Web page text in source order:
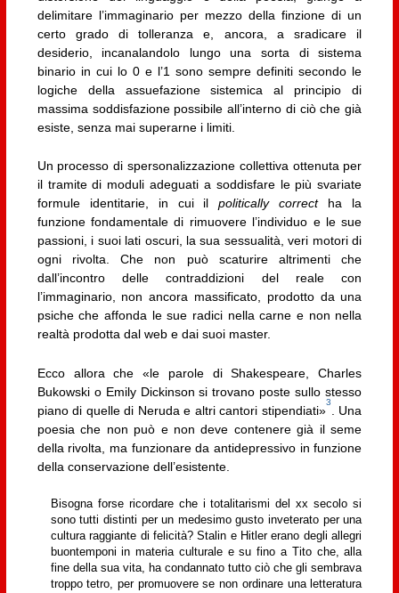
delimitare l’immaginario per mezzo della finzione di un
certo grado di tolleranza e, ancora, a sradicare il
desiderio, incanalandolo lungo una sorta di sistema
binario in cui lo 0 e l’1 sono sempre definiti secondo le
logiche della assuefazione sistemica al principio di
massima soddisfazione possibile all’interno di ciò che già
esiste, senza mai superarne i limiti.
Un processo di spersonalizzazione collettiva ottenuta per
il tramite di moduli adeguati a soddisfare le più svariate
formule identitarie, in cui ilpolitically correctha la
funzione fondamentale di rimuovere l’individuo e le sue
passioni, i suoi lati oscuri, la sua sessualità, veri motori di
ogni rivolta. Che non può scaturire altrimenti che
dall’incontro delle contraddizioni del reale con
l’immaginario, non ancora massificato, prodotto da una
psiche che affonda le sue radici nella carne e non nella
realtà prodotta dal web e dai suoi master.
Ecco allora che «le parole di Shakespeare, Charles
Bukowski o Emily Dickinson si trovano poste sullo stesso
piano di quelle di Neruda e altri cantori stipendiati»
3
. Una
poesia che non può e non deve contenere già il seme
della rivolta, ma funzionare da antidepressivo in funzione
della conservazione dell’esistente.
Bisogna forse ricordare che i totalitarismi del xx secolo si
sono tutti distinti per un medesimo gusto inveterato per una
cultura raggiante di felicità? Stalin e Hitler erano degli allegri
buontemponi in materia culturale e su fino a Tito che, alla
fine della sua vita, ha condannato tutto ciò che gli sembrava
troppo tetro, per promuovere se non ordinare una letteratura